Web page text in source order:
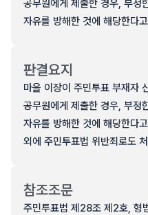
공무원에게 제출한 경우, 부정
자유를 방해한 것에 해당한다
판결요지
마을 이장이 주민투표 부재자
공무원에게 제출한 경우, 부정
자유를 방해한 것에 해당한다
외에 주민투표법 위반죄로도
참조조문
주민투표법 제28조 제2호,